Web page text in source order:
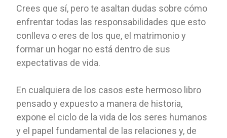
Crees que sí, pero te asaltan dudas sobre cómo
enfrentar todas las responsabilidades que esto
conlleva o eres de los que, el matrimonio y
formar un hogar no está dentro de sus
expectativas de vida.
En cualquiera de los casos este hermoso libro
pensado y expuesto a manera de historia,
expone el ciclo de la vida de los seres humanos
y el papel fundamental de las relaciones y, de